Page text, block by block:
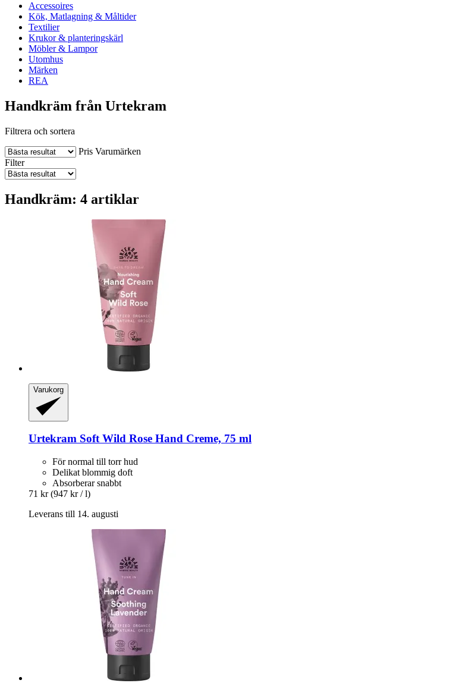
Accessoires
Kök, Matlagning & Måltider
Textilier
Krukor & planteringskärl
Möbler & Lampor
Utomhus
Märken
REA
Handkräm från Urtekram
Filtrera och sortera
Pris Varumärken
Filter
Handkräm: 4 artiklar
Varukorg
Urtekram Soft Wild Rose Hand Creme, 75 ml
För normal till torr hud
Delikat blommig doft
Absorberar snabbt
71 kr (947 kr / l)
Leverans till 14. augusti